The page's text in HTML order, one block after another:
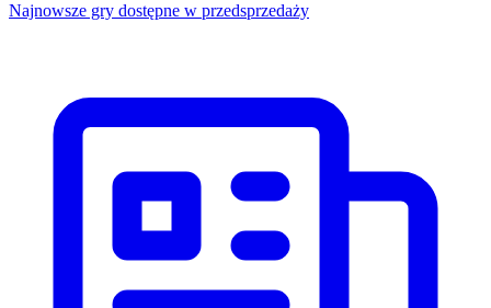
Najnowsze gry dostępne w przedsprzedaży